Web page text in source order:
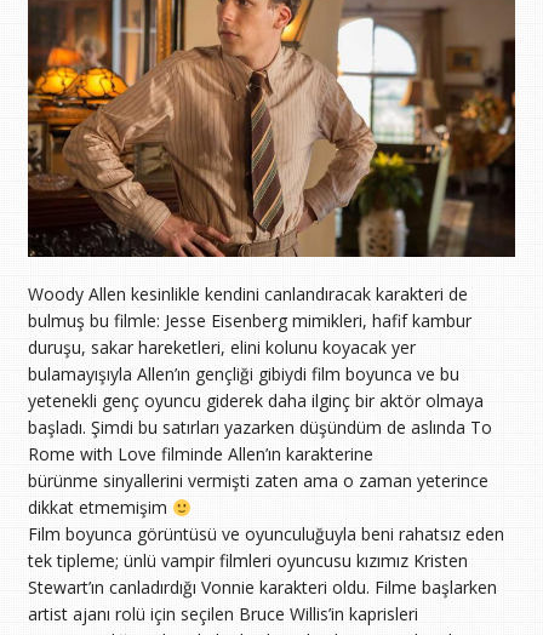
Woody Allen kesinlikle kendini canlandıracak karakteri de
bulmuş bu filmle: Jesse Eisenberg mimikleri, hafif kambur
duruşu, sakar hareketleri, elini kolunu koyacak yer
bulamayışıyla Allen’ın gençliği gibiydi film boyunca ve bu
yetenekli genç oyuncu giderek daha ilginç bir aktör olmaya
başladı. Şimdi bu satırları yazarken düşündüm de aslında To
Rome with Love filminde Allen’ın karakterine
bürünme sinyallerini vermişti zaten ama o zaman yeterince
dikkat etmemişim
Film boyunca görüntüsü ve oyunculuğuyla beni rahatsız eden
tek tipleme; ünlü vampir filmleri oyuncusu kızımız Kristen
Stewart’ın canladırdığı Vonnie karakteri oldu. Filme başlarken
artist ajanı rolü için seçilen Bruce Willis’in kaprisleri